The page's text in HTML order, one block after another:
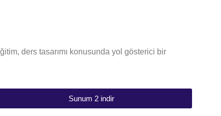
ders tasarımı konusunda yol gösterici bir
Sunum 2 indir